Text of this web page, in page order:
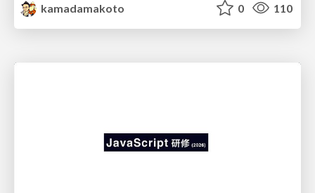
kamadamakoto
0 110